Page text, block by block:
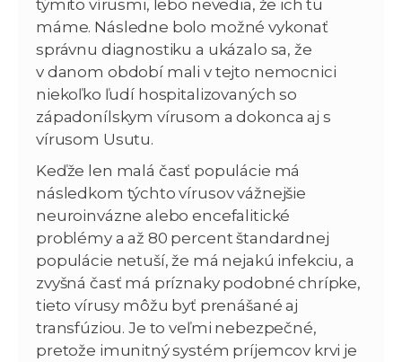
týmito vírusmi, lebo nevedia, že ich tu
máme. Následne bolo možné vykonať
správnu diagnostiku a ukázalo sa, že
v danom období mali v tejto nemocnici
niekoľko ľudí hospitalizovaných so
západonílskym vírusom a dokonca aj s
vírusom Usutu.
Keďže len malá časť populácie má
následkom týchto vírusov vážnejšie
neuroinvázne alebo encefalitické
problémy a až 80 percent štandardnej
populácie netuší, že má nejakú infekciu, a
zvyšná časť má príznaky podobné chrípke,
tieto vírusy môžu byť prenášané aj
transfúziou. Je to veľmi nebezpečné,
pretože imunitný systém príjemcov krvi je